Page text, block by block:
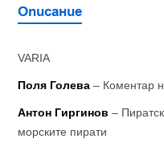
Описание
VARIA
Поля Голева – Коментар
Антон Гиргинов –
морските пирати